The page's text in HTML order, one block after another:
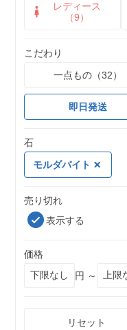
レディース
（9）
こだわり
一点もの（32）
即日発送
石
モルダバイト
売り切れ
表示する
価格
円 ～
リセット